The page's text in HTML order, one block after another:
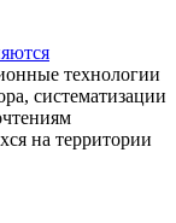
технологии
систематизации
на территории